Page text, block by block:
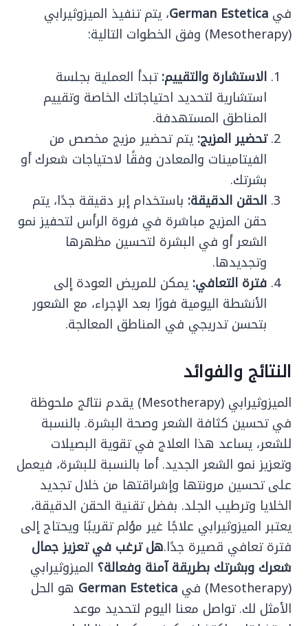
في German Estetica، يتم تنفيذ الميزوثيرابي
(Mesotherapy) وفق الخطوات التالية:
الاستشارة والتقييم:تبدأ العملية بجلسة
استشارية لتحديد احتياجاتك الخاصة وتقييم
المناطق المستهدفة.
تحضير المزيج: يتم تحضير مزيج مخصص من
الفيتامينات والمعادن وفقًا لاحتياجات شعرك أو
بشرتك.
الحقن الدقيقة: باستخدام إبر دقيقة جدًا، يتم
حقن المزيج مباشرة في فروة الرأس لتحفيز نمو
الشعر أو في البشرة لتحسين مظهرها
وتجديدها.
فترة التعافي: يمكن للمريض العودة إلى
الأنشطة اليومية فورًا بعد الإجراء، مع الشعور
بتحسن تدريجي في المناطق المعالجة.
النتائج والفوائد
الميزوثيرابي (Mesotherapy) يقدم نتائج ملحوظة
في تحسين كثافة الشعر وصحة البشرة. بالنسبة
للشعر، يساعد هذا العلاج في تقوية البصيلات
وتعزيز نمو الشعر الجديد. أما بالنسبة للبشرة، فيعمل
على تحسين مرونتها وإشراقتها من خلال تجديد
الخلايا وترطيب الجلد. بفضل تقنية الحقن الدقيقة،
يعتبر الميزوثيرابي علاجًا غير مؤلم تقريبًا ويحتاج إلى
فترة تعافي قصيرة جدًا.هل ترغب في تعزيز جمال
شعرك وبشرتك بطريقة آمنة وفعالة؟ الميزوثيرابي
(Mesotherapy) في
German Estetica هو الحل
الأمثل لك. تواصل معنا اليوم لتحديد موعد